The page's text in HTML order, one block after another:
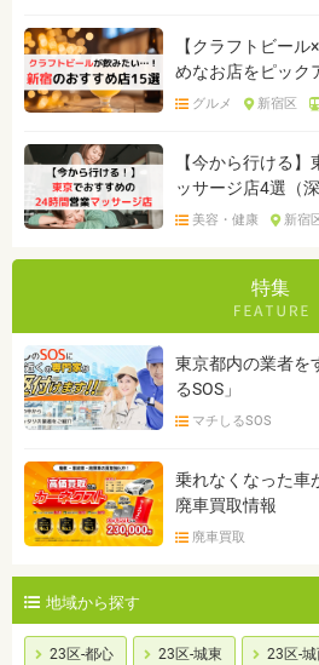
【クラフトビー
めなお店をピック
グルメ 新宿区
【今から行ける
ッサージ店4選（
美容・健康 新宿
特集
東京都内の業者を
るSOS」
マチしるSOS
乗れなくなった車
廃車買取情報
廃車買取
地域から探す
23区-都心 23区-城東 23区-